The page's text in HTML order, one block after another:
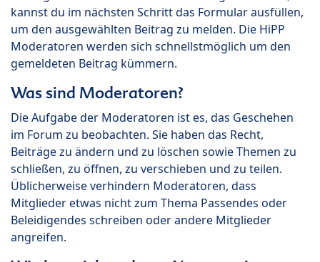
kannst du im nächsten Schritt das Formular ausfüllen,
um den ausgewählten Beitrag zu melden. Die HiPP
Moderatoren werden sich schnellstmöglich um den
gemeldeten Beitrag kümmern.
Was sind Moderatoren?
Die Aufgabe der Moderatoren ist es, das Geschehen
im Forum zu beobachten. Sie haben das Recht,
Beiträge zu ändern und zu löschen sowie Themen zu
schließen, zu öffnen, zu verschieben und zu teilen.
Üblicherweise verhindern Moderatoren, dass
Mitglieder etwas nicht zum Thema Passendes oder
Beleidigendes schreiben oder andere Mitglieder
angreifen.